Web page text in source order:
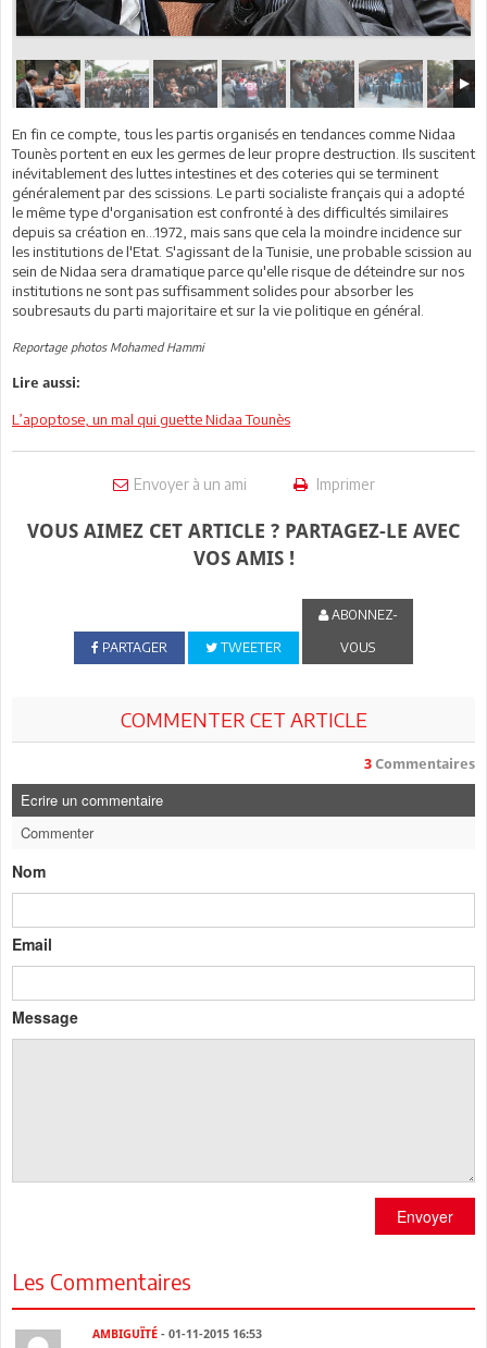
En fin ce compte, tous les partis organisés en tendances comme Nidaa
Tounès portent en eux les germes de leur propre destruction. Ils suscitent
inévitablement des luttes intestines et des coteries qui se terminent
généralement par des scissions. Le parti socialiste français qui a adopté
le même type d'organisation est confronté à des difficultés similaires
depuis sa création en...1972, mais sans que cela la moindre incidence sur
les institutions de l'Etat. S'agissant de la Tunisie, une probable scission au
sein de Nidaa sera dramatique parce qu'elle risque de déteindre sur nos
institutions ne sont pas suffisamment solides pour absorber les
soubresauts du parti majoritaire et sur la vie politique en général.
Reportage photos Mohamed Hammi
Lire aussi:
L’apoptose, un mal qui guette Nidaa Tounès
Envoyer à un ami Imprimer
VOUS AIMEZ CET ARTICLE ? PARTAGEZ-LE AVEC
VOS AMIS !
PARTAGER TWEETER
ABONNEZ-
VOUS
COMMENTER CET ARTICLE
3 Commentaires
Ecrire un commentaire
Commenter
Nom
Email
Message
Envoyer
Les Commentaires
AMBIGUÏTÉ - 01-11-2015 16:53